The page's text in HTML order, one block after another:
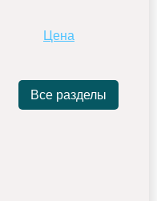
Цена
Все разделы